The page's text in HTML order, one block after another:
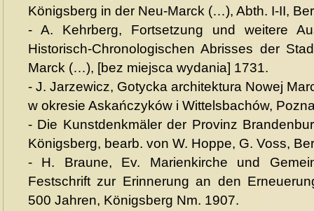
Königsberg in der Neu-Marck (…), Abth. I-II,
- A. Kehrberg, Fortsetzung und weitere
Historisch-Chronologischen Abrisses der
Marck (…), [bez miejsca wydania] 1731.
- J. Jarzewicz, Gotycka architektura Nowej
w okresie Askańczyków i Wittelsbachów,
- Die Kunstdenkmäler der Provinz
Königsberg, bearb. von W. Hoppe, G. Voss,
- H. Braune, Ev. Marienkirche und
Festschrift zur Erinnerung an den
500 Jahren, Königsberg Nm. 1907.